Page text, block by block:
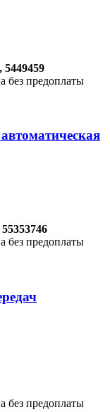
5449459
без предоплаты
без предоплаты
без предоплаты